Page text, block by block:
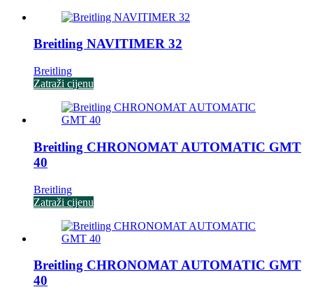
Breitling NAVITIMER 32
Breitling
Zatraži cijenu
Breitling CHRONOMAT AUTOMATIC GMT
40
Breitling
Zatraži cijenu
Breitling CHRONOMAT AUTOMATIC GMT
40